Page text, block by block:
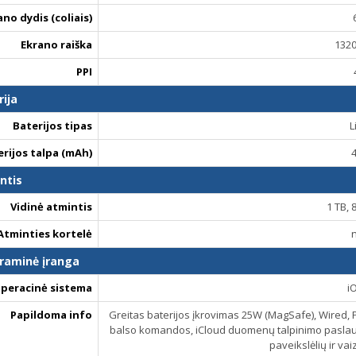
dydis (coliais)
Ekrano raiška
PPI
Baterijos tipas
talpa (mAh)
Vidinė atmintis
1 TB,
kortelė
įranga
sistema
Papildoma info
Greitas baterijos įkrovimas 25W (MagSafe), Wired,
balso komandos, iCloud duomenų talpinimo
paveikslėlių ir